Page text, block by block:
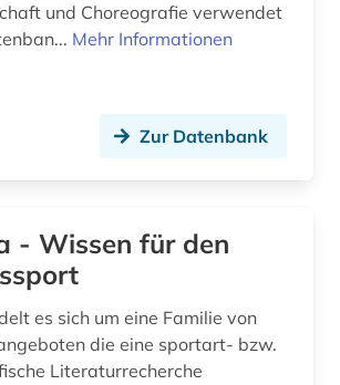
und Choreografie verwendet
Mehr Informationen
Zur Datenbank
- Wissen für den
es sich um eine Familie von
die eine sportart- bzw.
Literaturrecherche